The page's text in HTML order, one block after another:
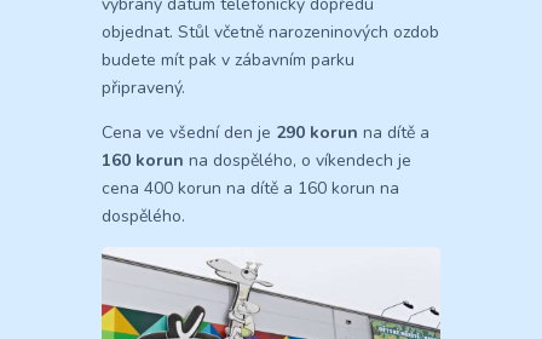
objednat. Stůl včetně narozeninových ozdob
budete mít pak v zábavním parku
připravený.
Cena ve všední den je 290 korun na dítě a
160 korun na dospělého, o víkendech je
cena 400 korun na dítě a 160 korun na
dospělého.